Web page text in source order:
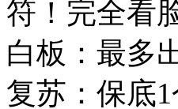
符！完全看
白板：最多
复苏：保底